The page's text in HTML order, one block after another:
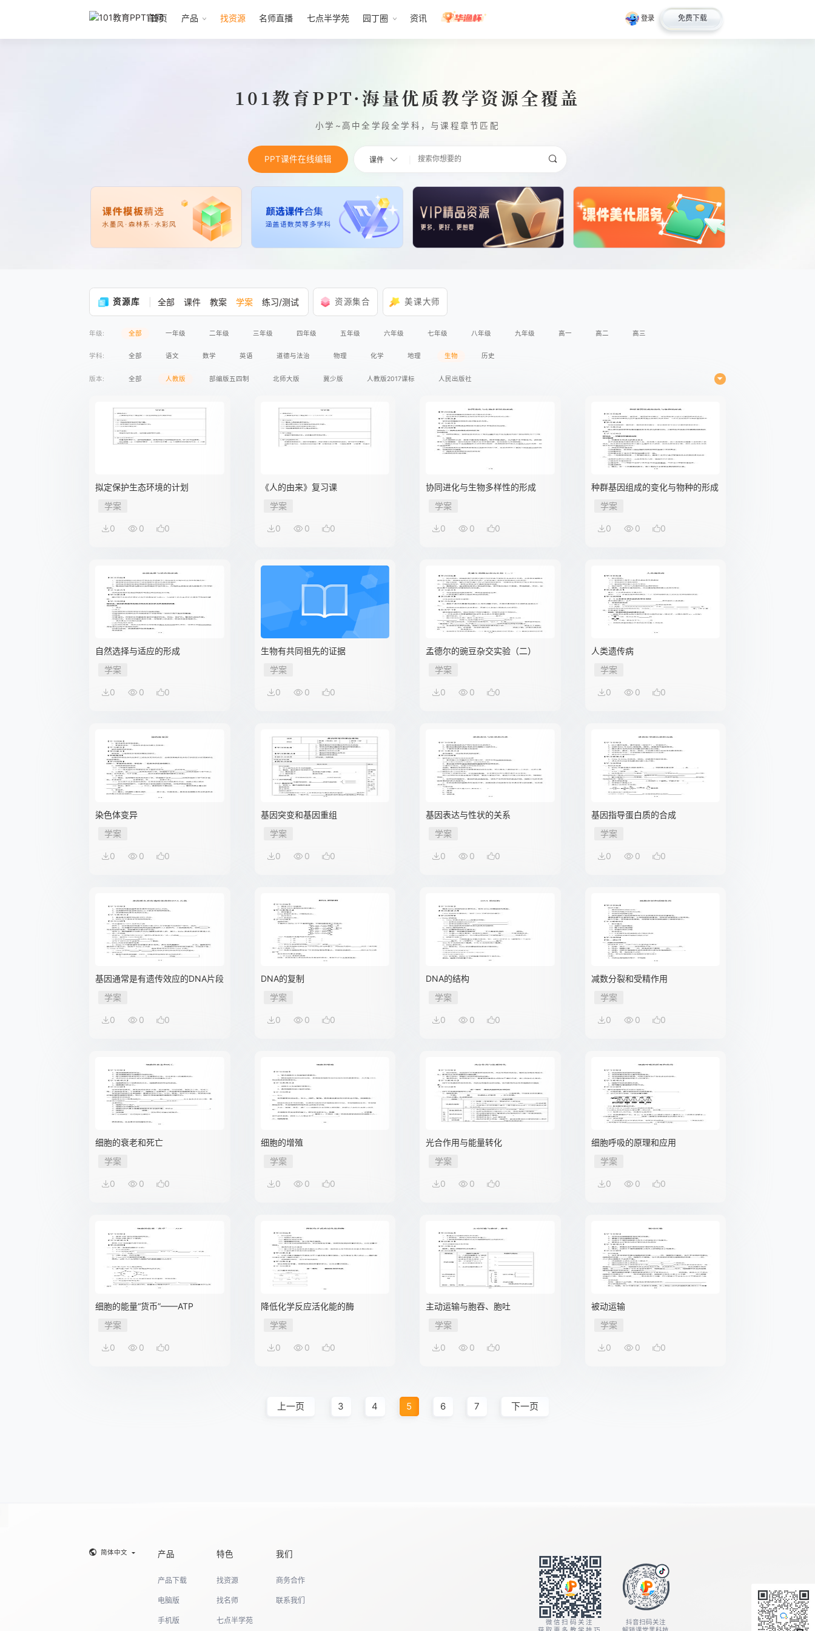
首页 产品 找资源 名师直播 七点半学苑 园丁圈 资讯 登录 免费下载
101教育PPT·海量优质教学资源全覆盖
小学~高中全学段全学科，与课程章节匹配
PPT课件在线编辑 课件
资源库 全部 课件 教案 学案 练习/测试 资源集合 美课大师
年级: 全部 一年级 二年级 三年级 四年级 五年级 六年级 七年级 八年级 九年级 高一 高二 高三
学科: 全部 语文 数学 英语 道德与法治 物理 化学 地理 生物 历史
版本: 全部 人教版 部编版五四制 北师大版 冀少版 人教版2017课标 人民出版社
拟定保护生态环境的计划
学案
0 0 0
《人的由来》复习课
学案
0 0 0
协同进化与生物多样性的形成
学案
0 0 0
种群基因组成的变化与物种的形成
学案
0 0 0
自然选择与适应的形成
学案
0 0 0
生物有共同祖先的证据
学案
0 0 0
孟德尔的豌豆杂交实验（二）
学案
0 0 0
人类遗传病
学案
0 0 0
染色体变异
学案
0 0 0
基因突变和基因重组
学案
0 0 0
基因表达与性状的关系
学案
0 0 0
基因指导蛋白质的合成
学案
0 0 0
基因通常是有遗传效应的DNA片段
学案
0 0 0
DNA的复制
学案
0 0 0
DNA的结构
学案
0 0 0
减数分裂和受精作用
学案
0 0 0
细胞的衰老和死亡
学案
0 0 0
细胞的增殖
学案
0 0 0
光合作用与能量转化
学案
0 0 0
细胞呼吸的原理和应用
学案
0 0 0
细胞的能量“货币”——ATP
学案
0 0 0
降低化学反应活化能的酶
学案
0 0 0
主动运输与胞吞、胞吐
学案
0 0 0
被动运输
学案
0 0 0
上一页 3 4 5 6 7 下一页
简体中文 产品
产品下载
电脑版
手机版
特色
找资源
找名师
七点半学苑
我们
商务合作
联系我们
微信扫码关注
抖音扫码关注